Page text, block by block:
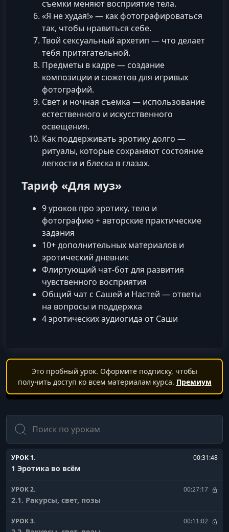
съемки меняют восприятие тела.
«Я не худая!» — как фотографироваться
так, чтобы нравиться себе.
Твой сексуальный архетип — что делает
тебя притягательной.
Предметы в кадре — создание
композиции и сюжетов для игривых
фотографий.
Свет и ночная съемка — использование
естественного и искусственного
освещения.
Как поддерживать эротику долго —
ритуалы, которые сохраняют состояние
легкости и блеска в глазах.
Тариф «Для муз»
9 уроков про эротику, тело и
фотографию + авторские практические
задания
10+ дополнительных материалов и
эротический дневник
Флиртующий чат‑бот для развития
чувственного восприятия
Общий чат с Сашей и Настей — ответы
на вопросы и поддержка
4 эротических аудиогида от Саши
Это пробный урок. Оформите подписку, чтобы
получить доступ ко всем материалам курса. Премиум
Поиск
УРОК 1. 00:31:48
1 Эротика во всём
УРОК 2. 00:27:17
2.1. Ракурсы, свет, позы
УРОК 3. 00:11:02